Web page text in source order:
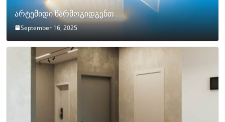
არტემიდი წარმოგიდგენთ
September 16, 2025